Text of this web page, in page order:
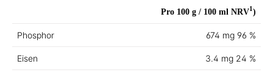
Pro 100 g / 100 ml NRV1)
Phosphor 674 mg 96 %
Eisen 3.4 mg 24 %